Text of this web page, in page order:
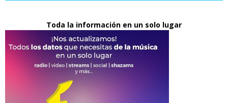
Toda la información en un solo lugar